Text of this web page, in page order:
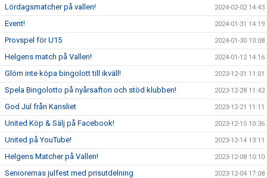
Lördagsmatcher på vallen! 2024-02-02 14:43
Event! 2024-01-31 14:19
Provspel för U15 2024-01-30 10:08
Helgens match på Vallen! 2024-01-12 14:16
Glöm inte köpa bingolott till ikväll! 2023-12-31 11:01
Spela Bingolotto på nyårsafton och stöd klubben! 2023-12-28 11:42
God Jul från Kansliet 2023-12-21 11:11
United Köp & Sälj på Facebook! 2023-12-15 10:36
United på YouTube! 2023-12-14 13:11
Helgens Matcher på Vallen! 2023-12-08 10:10
Seniorernas julfest med prisutdelning 2023-12-04 17:08